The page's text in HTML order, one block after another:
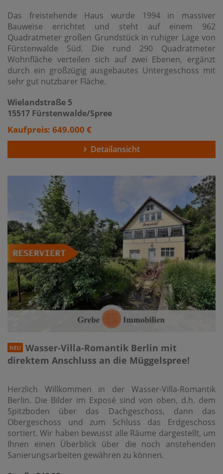
Das freistehende Haus wurde 1994 in massiver
Bauweise errichtet und steht auf einem 962
Quadratmeter großen Grundstück in ruhiger Lage von
Fürstenwalde Süd. Die rund 290 Quadratmeter
Wohnfläche verteilen sich auf zwei Ebenen, ergänzt
durch ein großzügig ausgebautes Untergeschoss mit
sehr gut nutzbarer Fläche.
Wielandstraße 5
15517 Fürstenwalde/Spree
Kaufpreis: 649.000 €
Detailansicht
NEU
Wasser-Villa-Romantik Berlin mit
direktem Anschluss an die Müggelspree!
Herzlich Willkommen in der Wasser-Villa-Romantik
Berlin. Die Bilder im Exposé sind von oben, d.h. dem
Spitzboden über das Dachgeschoss, dann das
Obergeschoss und zum Schluss das Erdgeschoss
sortiert. Wir haben bewusst alle Räume dargestellt, um
Ihnen einen Überblick über die noch anstehenden
Sanierungsarbeiten gewähren zu können.